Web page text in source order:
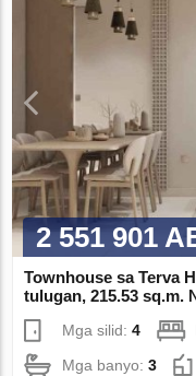
2 551 901
Townhouse sa Terva
tulugan, 215.53 sq.m.
Mga silid:4
Mga banyo:3